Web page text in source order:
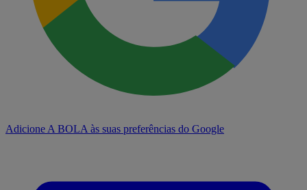
Adicione A BOLA às suas preferências do Google